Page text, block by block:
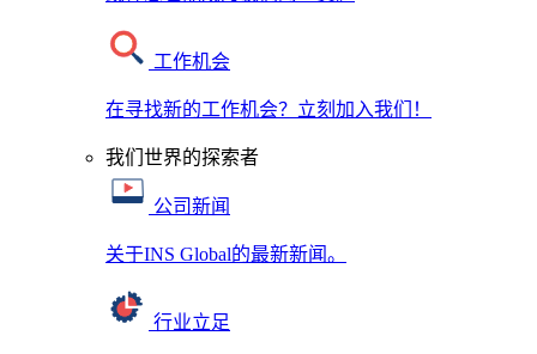
工作机会
在寻找新的工作机会？立刻加入我们！
我们世界的探索者
公司新闻
关于INS Global的最新新闻。
行业立足